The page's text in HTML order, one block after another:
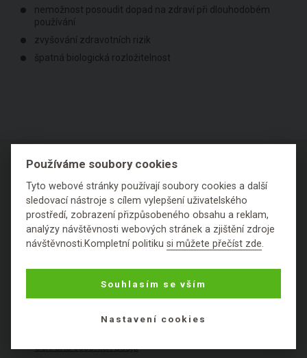
nemožnost posoudit dopad na zdraví při dlouhodobém
používání
zvyšování zdravotních rizik
špatná biologická rozložitelnost
O NÁKUPU
Výhody nákupu u nás
Ochrana osobních údajů
Používáme soubory cookies
Tyto webové stránky používají soubory cookies a další
sledovací nástroje s cílem vylepšení uživatelského
prostředí, zobrazení přizpůsobeného obsahu a reklam,
analýzy návštěvnosti webových stránek a zjištění zdroje
návštěvnosti.Kompletní politikusi můžete přečíst zde.
Souhlasím se vším
Nastavení cookies